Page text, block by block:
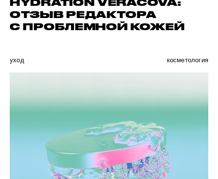
HYDRATION VERACOVA:
ОТЗЫВ РЕДАКТОРА
С ПРОБЛЕМНОЙ КОЖЕЙ
уход косметология